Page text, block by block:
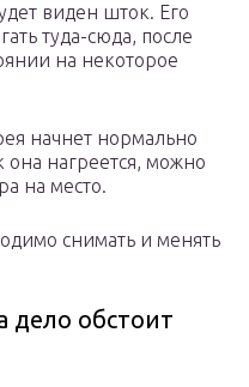
виден шток. Его
туда-сюда, после
на некоторое
начнет нормально
она нагреется, можно
на место.
снимать и менять
дело обстоит